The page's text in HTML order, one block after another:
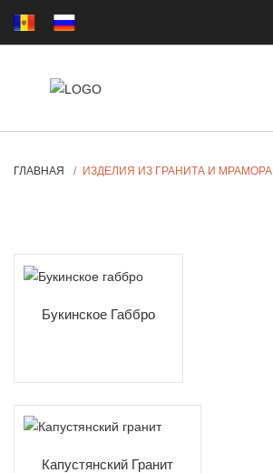
ГЛАВНАЯ ИЗДЕЛИЯ ИЗ ГРАНИТА И МРАМОРА
Букинское Габбро
Капустянский Гранит